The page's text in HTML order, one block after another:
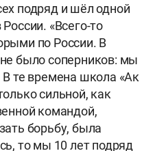
подряд и шёл одной
«Всего-то
по России. В
было соперников: мы
те времена школа «Ак
сильной, как
командой,
борьбу, была
то мы 10 лет подряд